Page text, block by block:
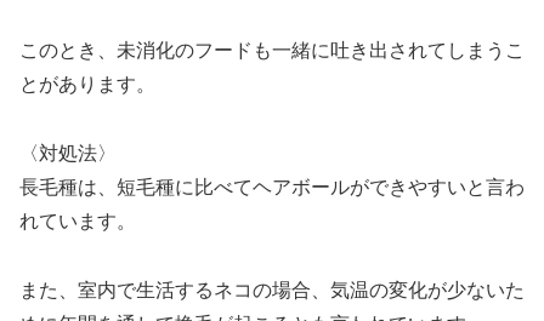
このとき、未消化のフードも一緒に吐き出されてしまうこ
とがあります。
〈対処法〉
長毛種は、短毛種に比べてヘアボールができやすいと言わ
れています。
また、室内で生活するネコの場合、気温の変化が少ないた